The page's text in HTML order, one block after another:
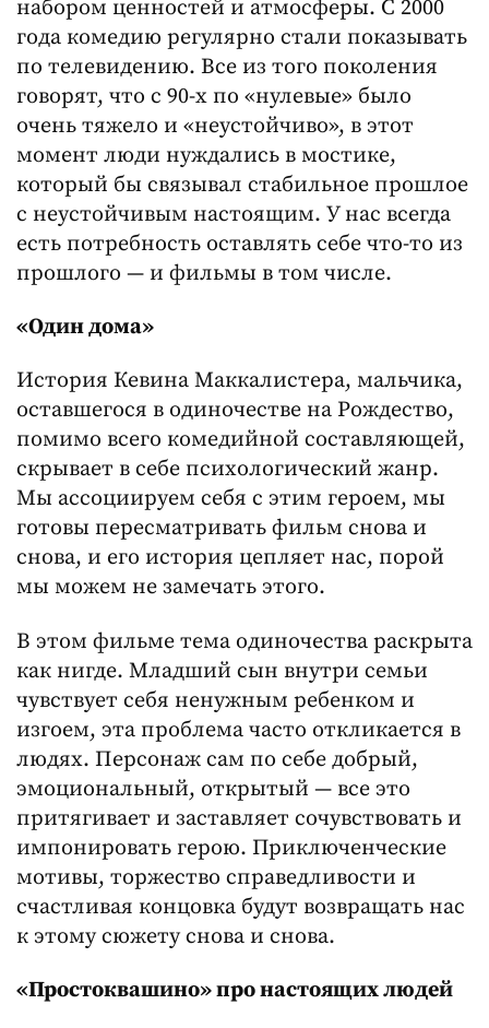
набором ценностей и атмосферы. С 2000
года комедию регулярно стали показывать
по телевидению. Все из того поколения
говорят, что с 90-х по «нулевые» было
очень тяжело и «неустойчиво», в этот
момент люди нуждались в мостике,
который бы связывал стабильное прошлое
с неустойчивым настоящим. У нас всегда
есть потребность оставлять себе что-то из
прошлого — и фильмы в том числе.
«Один дома»
История Кевина Маккалистера, мальчика,
оставшегося в одиночестве на Рождество,
помимо всего комедийной составляющей,
скрывает в себе психологический жанр.
Мы ассоциируем себя с этим героем, мы
готовы пересматривать фильм снова и
снова, и его история цепляет нас, порой
мы можем не замечать этого.
В этом фильме тема одиночества раскрыта
как нигде. Младший сын внутри семьи
чувствует себя ненужным ребенком и
изгоем, эта проблема часто откликается в
людях. Персонаж сам по себе добрый,
эмоциональный, открытый — все это
притягивает и заставляет сочувствовать и
импонировать герою. Приключенческие
мотивы, торжество справедливости и
счастливая концовка будут возвращать нас
к этому сюжету снова и снова.
«Простоквашино» про настоящих людей